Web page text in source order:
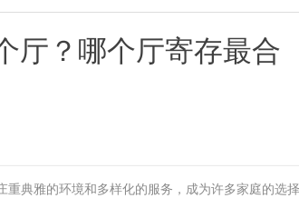
厅？哪个厅寄存最合
典雅的环境和多样化的服务，成为许多家庭的选